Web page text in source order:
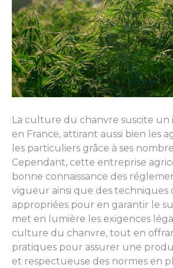
La culture du chanvre suscite un
en France, attirant aussi bien les
les particuliers grâce à ses
Cependant, cette entreprise
bonne connaissance des
vigueur ainsi que des techniques
appropriées pour en garantir le
met en lumière les exigences
culture du chanvre, tout en
pratiques pour assurer une
et respectueuse des normes en